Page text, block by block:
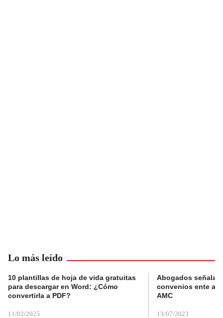
Lo más leído
10 plantillas de hoja de vida gratuitas
para descargar en Word: ¿Cómo
convertirla a PDF?
11/02/2025
Abogados
convenios ente
AMC
13/07/2023